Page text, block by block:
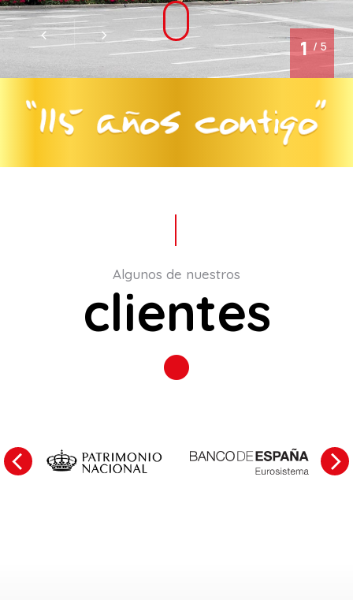
/ 5
1
Algunos de nuestros
clientes